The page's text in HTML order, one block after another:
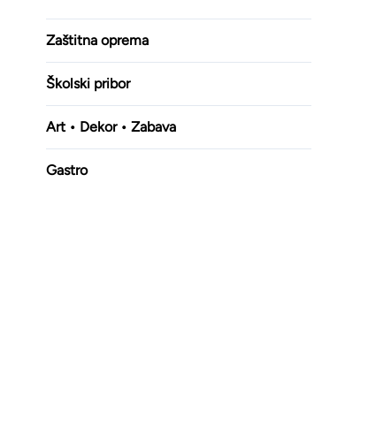
Zaštitna oprema
Školski pribor
Art • Dekor • Zabava
Gastro